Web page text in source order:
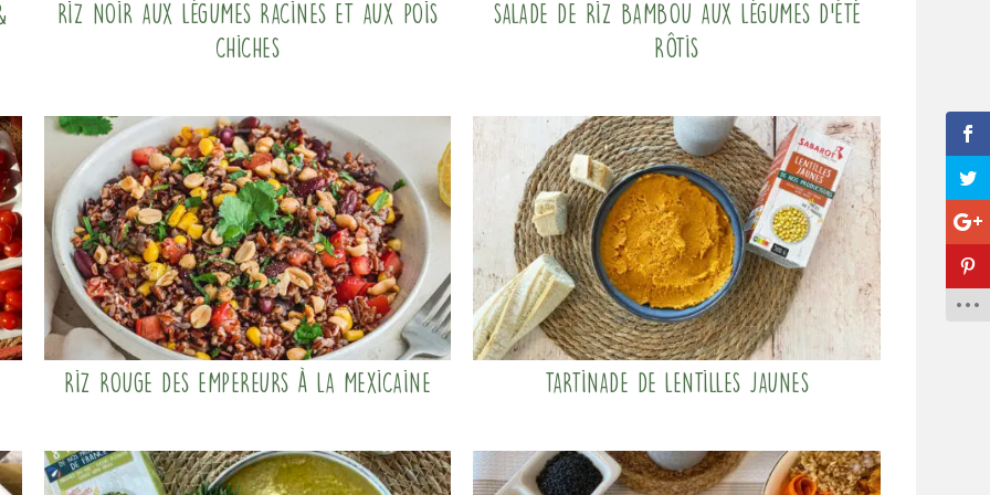
Riz noir aux légumes racines et aux pois
chiches
Salade de riz bambou aux légumes d’été
rôtis
Riz Rouge des Empereurs à la mexicaine Tartinade de Lentilles Jaunes